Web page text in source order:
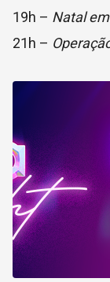
19h – Natal
21h –